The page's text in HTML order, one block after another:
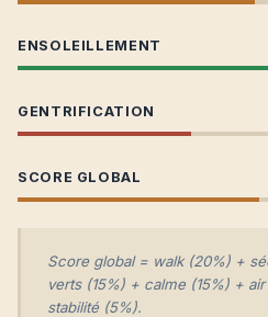
ENSOLEILLEMENT
GENTRIFICATION
SCORE GLOBAL
Score global = walk (20%) +
verts (15%) + calme (15%) +
stabilité (5%).